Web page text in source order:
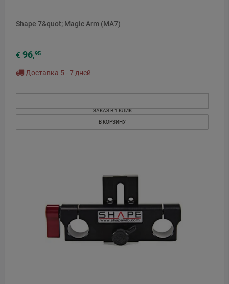
Shape 7&quot; Magic Arm (MA7)
€ 96,95
Доставка 5 - 7 дней
ЗАКАЗ В 1 КЛИК
В КОРЗИНУ